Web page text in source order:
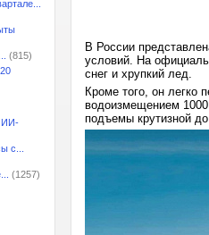
(815)
ИИ-
с...
(1257)
В России
условий. На
снег и хрупкий лед.
Кроме того, он легко
водоизмещением
подъемы крутизной